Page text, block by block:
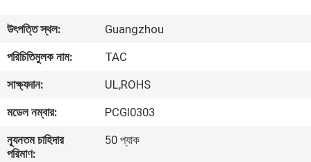
ভিডিও
সম্পর্কে
কারখানা
উৎপত্তি স্থল:
Guangzhou
পরিচিতিমুলক নাম:
TAC
সাক্ষ্যদান:
UL,ROHS
মডেল নম্বার:
PCGI0303
ন্যূনতম চাহিদার
পরিমাণ:
50 প্যাক